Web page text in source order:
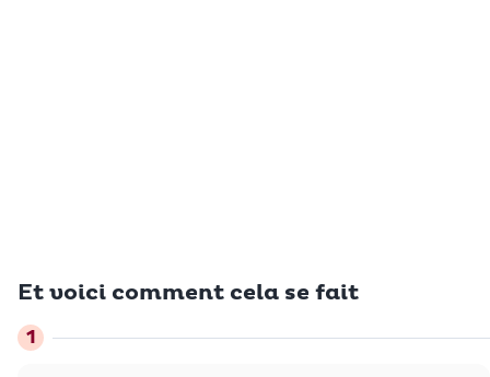
Et voici comment cela se fait